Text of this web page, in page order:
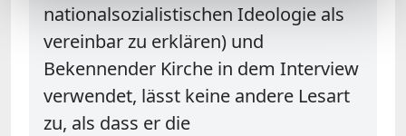
nationalsozialistischen Ideologie als
vereinbar zu erklären) und
Bekennender Kirche in dem Interview
verwendet, lässt keine andere Lesart
zu, als dass er die